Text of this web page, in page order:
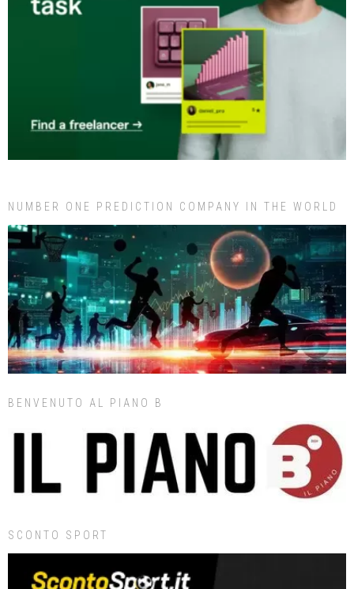
NUMBER ONE PREDICTION COMPANY IN THE WORLD
BENVENUTO AL PIANO B
SCONTO SPORT